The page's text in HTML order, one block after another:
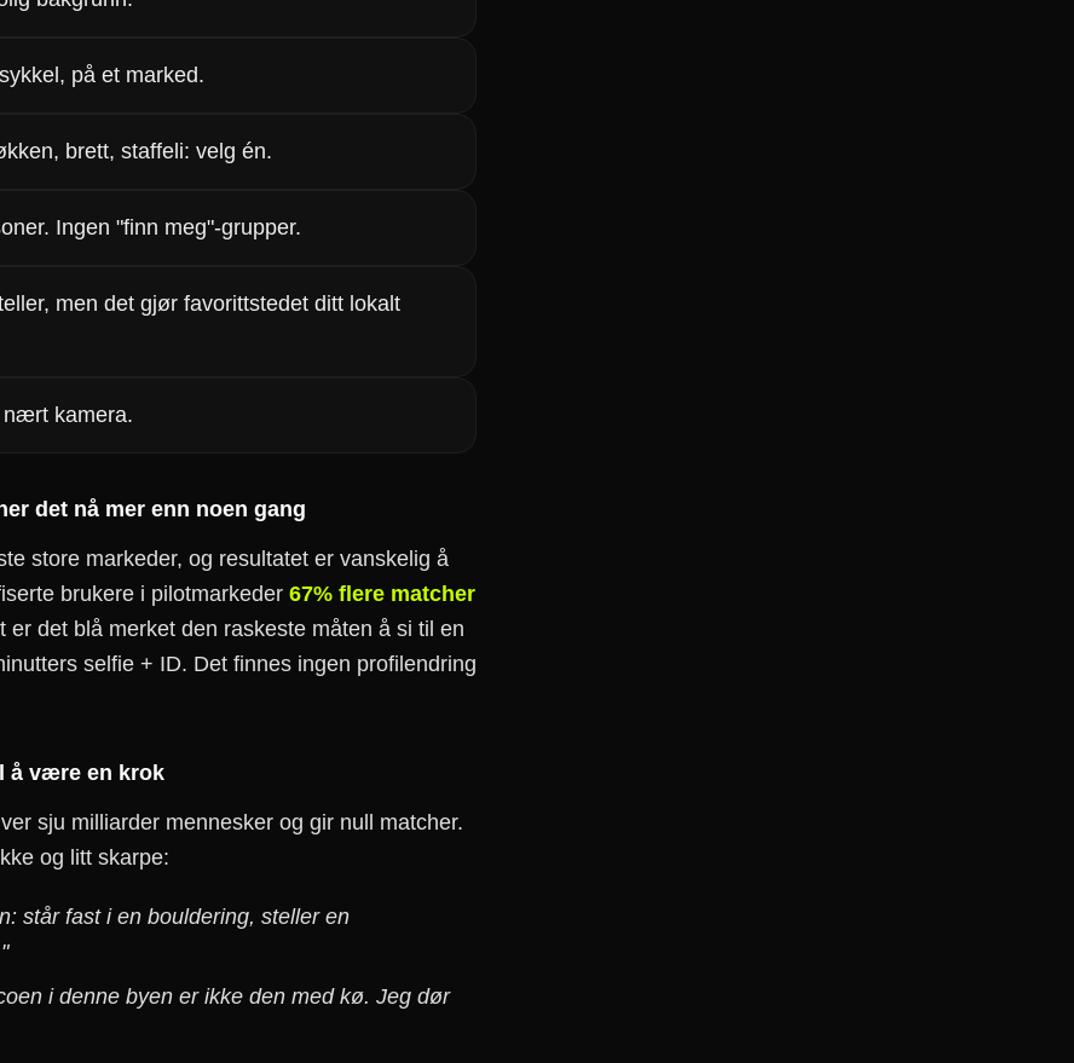
på et marked.
brett, staffeli: velg én.
Ingen "finn meg"-grupper.
men det gjør favorittstedet ditt lokalt
nært kamera.
det nå mer enn noen gang
store markeder, og resultatet er vanskelig å
brukere i pilotmarkeder 67% flere matcher
det blå merket den raskeste måten å si til en
selfie + ID. Det finnes ingen profilendring
å være en krok
sju milliarder mennesker og gir null matcher.
og litt skarpe:
står fast i en bouldering, steller en
i denne byen er ikke den med kø. Jeg dør